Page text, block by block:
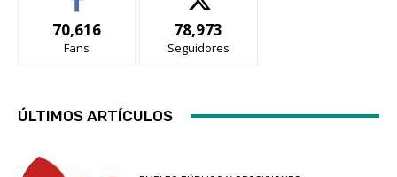
70,616
Fans
78,973
Seguidores
ÚLTIMOS ARTÍCULOS